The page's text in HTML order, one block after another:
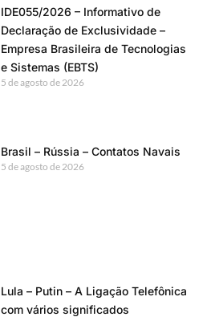
IDE055/2026 – Informativo de
Declaração de Exclusividade –
Empresa Brasileira de Tecnologias
e Sistemas (EBTS)
5 de agosto de 2026
Brasil – Rússia – Contatos Navais
5 de agosto de 2026
Lula – Putin – A Ligação Telefônica
com vários significados